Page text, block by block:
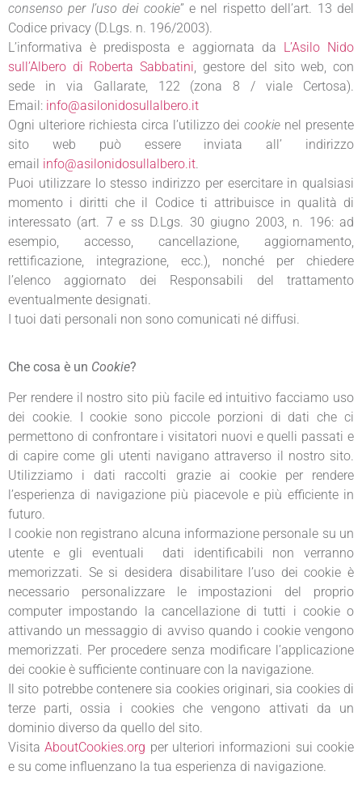
consenso per l’uso dei cookie” e nel rispetto dell’art. 13 del
Codice privacy (D.Lgs. n. 196/2003).
L’informativa è predisposta e aggiornata da
L’Asilo Nido
sull’Albero di Roberta Sabbatini, gestore del sito web, con
sede in via Gallarate, 122 (zona 8 / viale Certosa).
Email: info@asilonidosullalbero.it
Ogni ulteriore richiesta circa l’utilizzo deicookie nel presente
sito web può essere inviata all’ indirizzo
email info@asilonidosullalbero.it.
Puoi utilizzare lo stesso indirizzo per esercitare in qualsiasi
momento i diritti che il Codice ti attribuisce in qualità di
interessato (art. 7 e ss D.Lgs. 30 giugno 2003, n. 196: ad
esempio, accesso, cancellazione, aggiornamento,
rettificazione, integrazione, ecc.), nonché per chiedere
l’elenco aggiornato dei Responsabili del trattamento
eventualmente designati.
I tuoi dati personali non sono comunicati né diffusi.
Che cosa è un Cookie?
Per rendere il nostro sito più facile ed intuitivo facciamo uso
dei cookie. I cookie sono piccole porzioni di dati che ci
permettono di confrontare i visitatori nuovi e quelli passati e
di capire come gli utenti navigano attraverso il nostro sito.
Utilizziamo i dati raccolti grazie ai cookie per rendere
l’esperienza di navigazione più piacevole e più efficiente in
futuro.
I cookie non registrano alcuna informazione personale su un
utente e gli eventuali dati identificabili non verranno
memorizzati. Se si desidera disabilitare l’uso dei cookie è
necessario personalizzare le impostazioni del proprio
computer impostando la cancellazione di tutti i cookie o
attivando un messaggio di avviso quando i cookie vengono
memorizzati. Per procedere senza modificare l’applicazione
dei cookie è sufficiente continuare con la navigazione.
Il sito potrebbe contenere sia cookies originari, sia cookies di
terze parti, ossia i cookies che vengono attivati da un
dominio diverso da quello del sito.
VisitaAboutCookies.org per ulteriori informazioni sui cookie
e su come influenzano la tua esperienza di navigazione.